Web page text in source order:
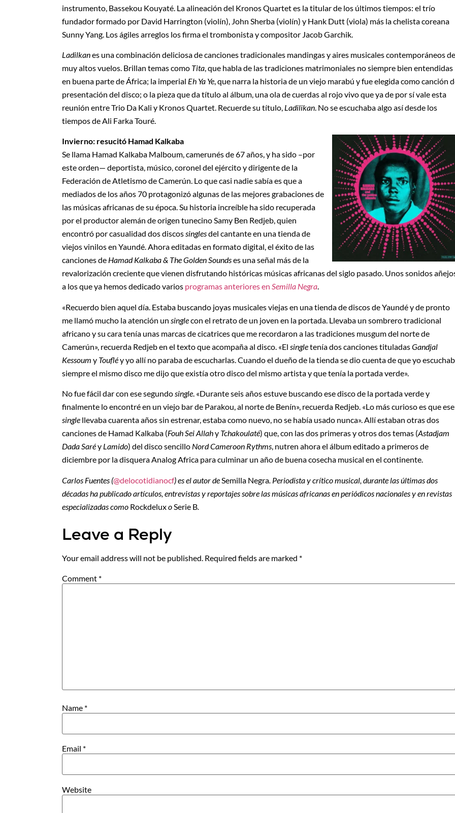
instrumento, Bassekou Kouyaté. La alineación del Kronos Quartet es la titular de los últimos tiempos: el trío
fundador formado por David Harrington (violín), John Sherba (violín) y Hank Dutt (viola) más la chelista coreana
Sunny Yang. Los ágiles arreglos los firma el trombonista y compositor Jacob Garchik.
Ladilkanes una combinación deliciosa de canciones tradicionales mandingas y aires musicales contemporáneos de
muy altos vuelos. Brillan temas como Tita, que habla de las tradiciones matrimoniales no siempre bien entendidas
en buena parte de África; la imperial Eh Ya Ye, que narra la historia de un viejo marabú y fue elegida como canción
presentación del disco; o la pieza que da título al álbum, una ola de cuerdas al rojo vivo que ya de por sí vale esta
reunión entre Trio Da Kali y Kronos Quartet. Recuerde su título, Ladilikan. No se escuchaba algo así desde los
tiempos de Ali Farka Touré.
Invierno: resucitó Hamad Kalkaba
Se llama Hamad Kalkaba Malboum, camerunés de 67 años, y ha sido –por
este orden— deportista, músico, coronel del ejército y dirigente de la
Federación de Atletismo de Camerún. Lo que casi nadie sabía es que a
mediados de los años 70 protagonizó algunas de las mejores grabaciones de
las músicas africanas de su época. Su historia increíble ha sido recuperada
por el productor alemán de origen tunecino Samy Ben Redjeb, quien
encontró por casualidad dos discossinglesdel cantante en una tienda de
viejos vinilos en Yaundé. Ahora editadas en formato digital, el éxito de las
canciones de Hamad Kalkaba & The Golden Soundses una señal más de la
revalorización creciente que vienen disfrutando históricas músicas africanas del siglo pasado. Unos sonidos
a los que ya hemos dedicado varios programas anteriores en Semilla Negra.
«Recuerdo bien aquel día. Estaba buscando joyas musicales viejas en una tienda de discos de Yaundé y de pronto
me llamó mucho la atención un singlecon el retrato de un joven en la portada. Llevaba un sombrero tradicional
africano y su cara tenía unas marcas de cicatrices que me recordaron a las tradiciones musgum del norte de
Camerún», recuerda Redjeb en el texto que acompaña al disco. «El singletenía dos canciones tituladasGandjal
Kessoum y Toufléy yo allí no paraba de escucharlas. Cuando el dueño de la tienda se dio cuenta de que yo
siempre el mismo disco me dijo que existía otro disco del mismo artista y que tenía la portada verde».
No fue fácil dar con ese segundosingle. «Durante seis años estuve buscando ese disco de la portada verde y
finalmente lo encontré en un viejo bar de Parakou, al norte de Benín», recuerda Redjeb. «Lo más curioso es que ese
single llevaba cuarenta años sin estrenar, estaba como nuevo, no se había usado nunca». Allí estaban otras dos
canciones de Hamad Kalkaba (Fouh Sei Allahy Tchakoulaté) que, con las dos primeras y otros dos temas (Astadjam
Dada Saréy Lamido) del disco sencillo Nord Cameroon Rythms, nutren ahora el álbum editado a primeros de
diciembre por la disquera Analog Africa para culminar un año de buena cosecha musical en el continente.
Carlos Fuentes (@delocotidianocf) es el autor de Semilla Negra . Periodista y crítico musical, durante las últimas dos
décadas ha publicado artículos, entrevistas y reportajes sobre las músicas africanas en periódicos nacionales y enrevistas
especializadas como Rockdeluxo Serie B
Leave a Reply
Your email address will not be published. Required fields are marked *
Comment *
Name *
Email *
Website